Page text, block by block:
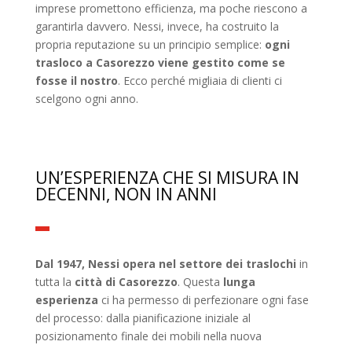
imprese promettono efficienza, ma poche riescono a
garantirla davvero. Nessi, invece, ha costruito la
propria reputazione su un principio semplice: ogni
trasloco a Casorezzo viene gestito come se
fosse il nostro. Ecco perché migliaia di clienti ci
scelgono ogni anno.
UN’ESPERIENZA CHE SI MISURA IN
DECENNI, NON IN ANNI
Dal 1947, Nessi opera nel settore dei traslochi in
tutta la città di Casorezzo. Questa lunga
esperienza ci ha permesso di perfezionare ogni fase
del processo: dalla pianificazione iniziale al
posizionamento finale dei mobili nella nuova